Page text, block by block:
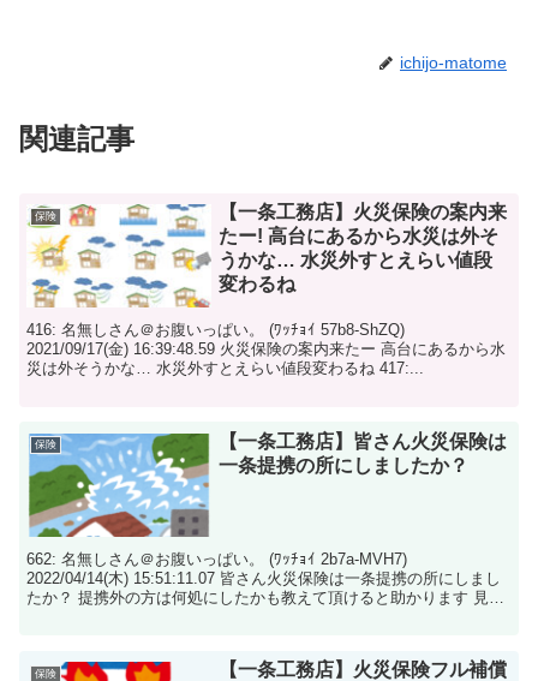
ichijo-matome
関連記事
保険
【一条工務店】火災保険の案内来
たー! 高台にあるから水災は外そ
うかな… 水災外すとえらい値段
変わるね
416: 名無しさん＠お腹いっぱい。 (ﾜｯﾁｮｲ 57b8-ShZQ)
2021/09/17(金) 16:39:48.59 火災保険の案内来たー 高台にあるから水
災は外そうかな… 水災外すとえらい値段変わるね 417:...
保険
【一条工務店】皆さん火災保険は
一条提携の所にしましたか？
662: 名無しさん＠お腹いっぱい。 (ﾜｯﾁｮｲ 2b7a-MVH7)
2022/04/14(木) 15:51:11.07 皆さん火災保険は一条提携の所にしまし
たか？ 提携外の方は何処にしたかも教えて頂けると助かります 見積
保険
【一条工務店】火災保険フル補償